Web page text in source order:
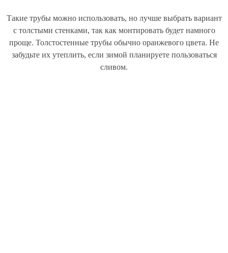
Такие трубы можно использовать, но лучше выбрать вариант
с толстыми стенками, так как монтировать будет намного
проще. Толстостенные трубы обычно оранжевого цвета. Не
забудьте их утеплить, если зимой планируете пользоваться
сливом.